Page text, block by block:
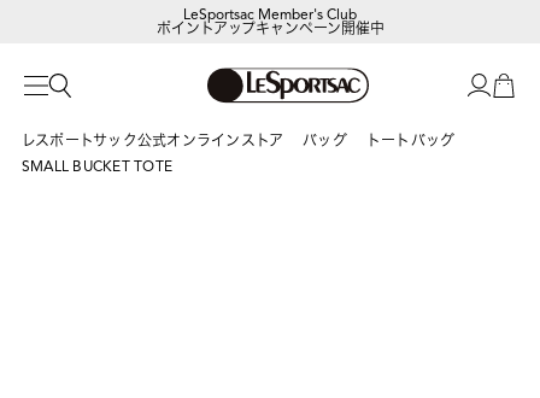
LeSportsac Member's Club
ポイントアップキャンペーン開催中
レスポートサック公式オンラインストア バッグ
トートバッグ
SMALL BUCKET TOTE